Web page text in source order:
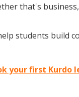
that's
students build
your first Kurdo